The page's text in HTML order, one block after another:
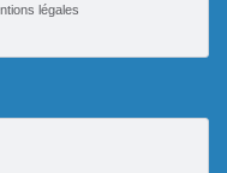
légales